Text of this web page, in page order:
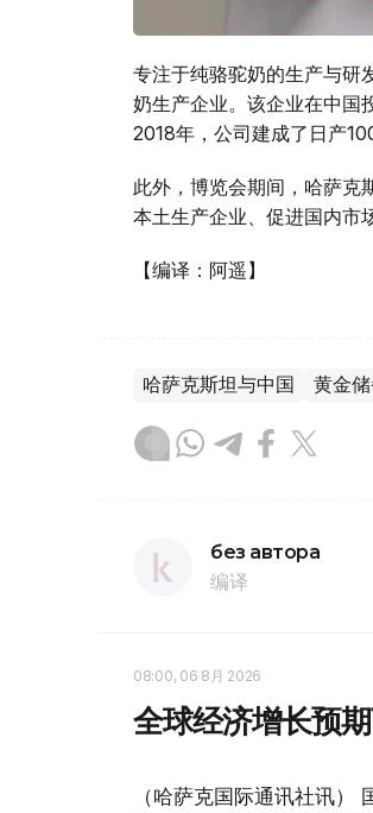
专注于纯骆驼奶的生产与研
奶生产企业。该企业在中国
2018年，公司建成了日产
此外，博览会期间，哈萨克
本土生产企业、促进国内市
【编译：阿遥】
哈萨克斯坦与中国 黄金
без автора
编译
08:00, 06 8月 2026
全球经济增长预
（哈萨克国际通讯社讯）